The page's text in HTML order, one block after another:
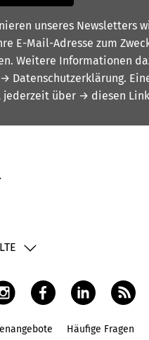
unseres Newsletters
E-Mail-Adresse zum
Weitere Informationen
→ Datenschutzerklärung.
jederzeit über → diesen Link
Häufige Fragen